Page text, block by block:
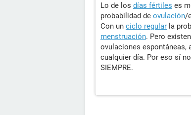
Lo de los días fértiles es
probabilidad de ovulación/
Con un ciclo regular la
menstruación. Pero existen
ovulaciones espontáneas,
cualquier día. Por eso sí
SIEMPRE.